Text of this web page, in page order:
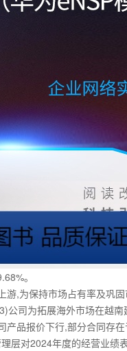
。
为保持市场占有率及巩
公司为拓展海外市场在越
品报价下行,部分合同存
层对2024年度的经营业